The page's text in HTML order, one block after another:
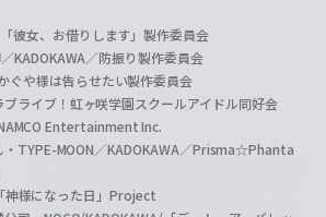
彼女、お借りします」製作委員会
／防振り製作委員会
ぐや様は告らせたい製作委員会
ライブ！虹ヶ咲学園スクールアイドル同好会
Entertainment Inc.
TYPE-MOON／KADOKAWA／Prisma☆Phanta
神様になった日」Project